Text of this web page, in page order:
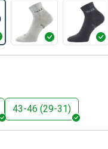
43-46 (29-31)